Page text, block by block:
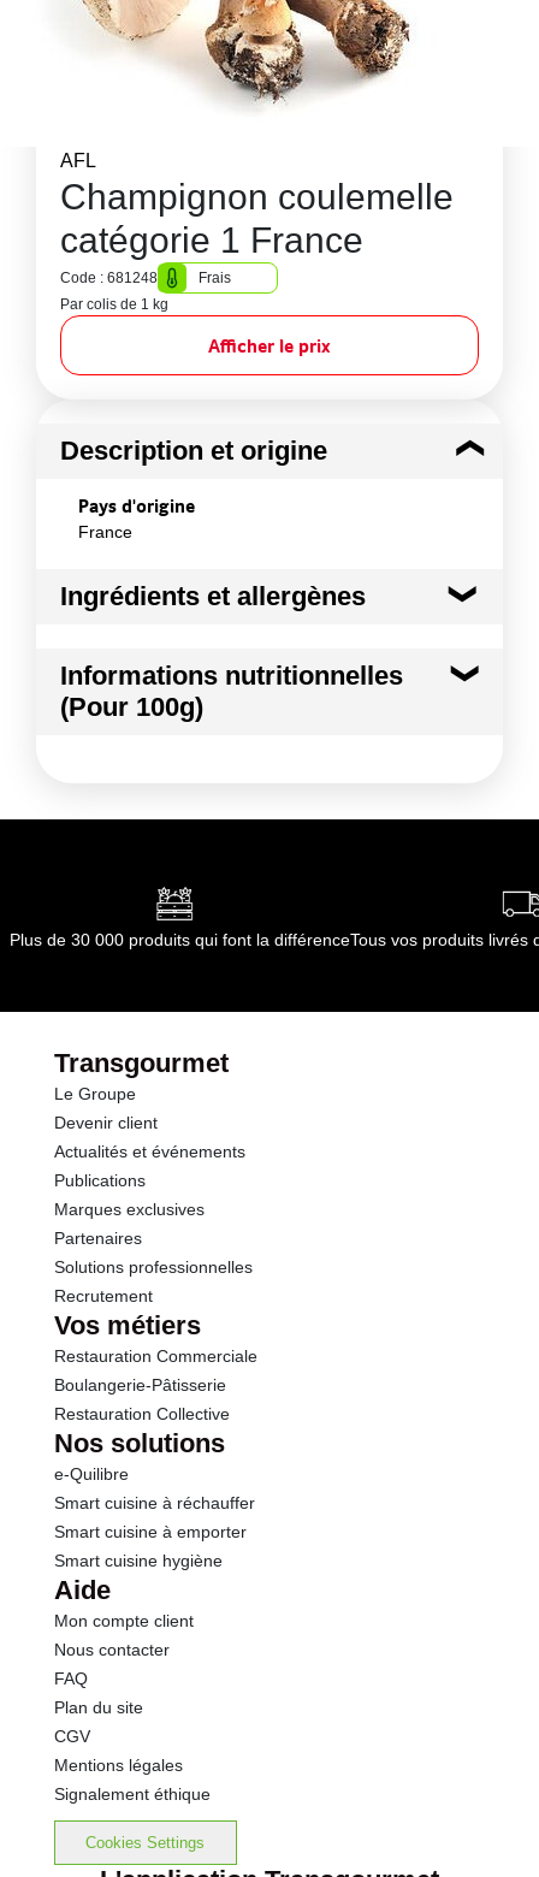
AFL
Champignon coulemelle
catégorie 1 France
Code : 681248
Frais
Par colis de 1 kg
Afficher le prix
Description et origine
Pays d'origine
France
Ingrédients et allergènes
Champignon
Conformément aux informations transmises
Informations nutritionnelles
(Pour 100g)
Kilojoules 80 kj
dont Acides gras saturés 0.06 g
dont Sucres
Fibres
Protéines
Sel
Plus de 30 000 produits qui font la différenceTous vos produits livrés
Transgourmet
Le Groupe
Devenir client
Actualités et événements
Publications
Marques exclusives
Partenaires
Solutions professionnelles
Recrutement
Vos métiers
Restauration Commerciale
Boulangerie-Pâtisserie
Restauration Collective
Nos solutions
e-Quilibre
Smart cuisine à réchauffer
Smart cuisine à emporter
Smart cuisine hygiène
Aide
Mon compte client
Nous contacter
FAQ
Plan du site
CGV
Mentions légales
Signalement éthique
Cookies Settings